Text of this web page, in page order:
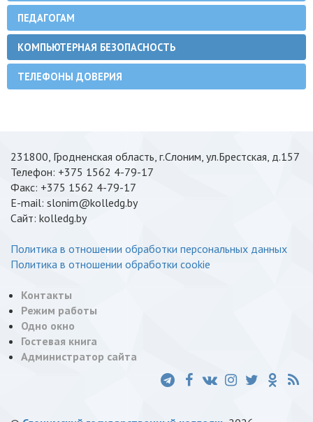
ПЕДАГОГАМ
КОМПЬЮТЕРНАЯ БЕЗОПАСНОСТЬ
ТЕЛЕФОНЫ ДОВЕРИЯ
231800, Гродненская область, г.Слоним, ул.Брестская, д.157
Телефон: +375 1562 4-79-17
Факс: +375 1562 4-79-17
E-mail: slonim@kolledg.by
Cайт: kolledg.by
Политика в отношении обработки персональных данных
Политика в отношении обработки cookie
Контакты
Режим работы
Одно окно
Гостевая книга
Администратор сайта